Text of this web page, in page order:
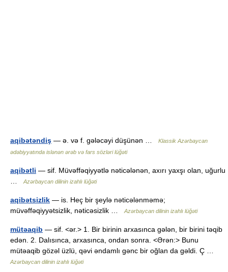
aqibətəndiş — ə. və f. gələcəyi düşünən …
Klassik Azərbaycan
ədəbiyyatında islənən ərəb və fars sözləri lüğəti
aqibətli — sif. Müvəffəqiyyətlə nəticələnən, axırı yaxşı olan, uğurlu
Azərbaycan dilinin izahlı lüğəti
aqibətsizlik — is. Heç bir şeylə nəticələnməmə;
müvəffəqiyyətsizlik, nəticəsizlik …
Azərbaycan dilinin izahlı lüğəti
mütəaqib — sif. <ər.> 1. Bir birinin arxasınca gələn, bir birini təqib
edən. 2. Dalısınca, arxasınca, ondan sonra. <Ərən:> Bunu
mütəaqib gözəl üzlü, qəvi əndamlı gənc bir oğlan da gəldi. Ç …
Azərbaycan dilinin izahlı lüğəti